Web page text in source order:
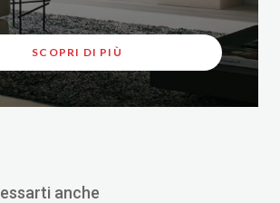
SCOPRI DI PIÙ
anche